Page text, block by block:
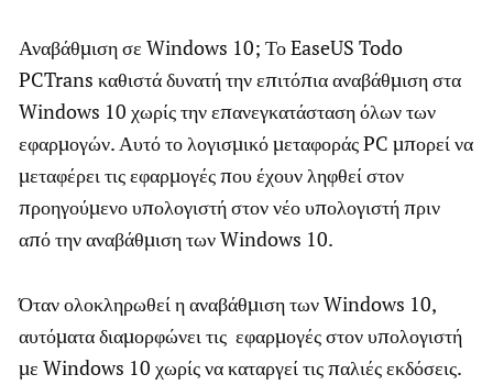
Αναβάθμιση σε Windows 10; Το EaseUS Todo
PCTrans καθιστά δυνατή την επιτόπια αναβάθμιση στα
Windows 10 χωρίς την επανεγκατάσταση όλων των
εφαρμογών. Αυτό το λογισμικό μεταφοράς PC μπορεί να
μεταφέρει τις εφαρμογές που έχουν ληφθεί στον
προηγούμενο υπολογιστή στον νέο υπολογιστή πριν
από την αναβάθμιση των Windows 10.
Όταν ολοκληρωθεί η αναβάθμιση των Windows 10,
αυτόματα διαμορφώνει τις εφαρμογές στον υπολογιστή
με Windows 10 χωρίς να καταργεί τις παλιές εκδόσεις.